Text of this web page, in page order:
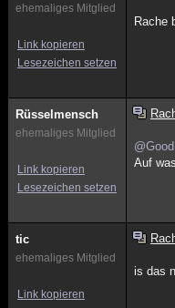
ehemaliges Mitglied
Link kopieren
Lesezeichen setzen
Rache
Rüsselmensch
ehemaliges Mitglied
Link kopieren
Lesezeichen setzen
Auf
tic
ehemaliges Mitglied
Link kopieren
is das